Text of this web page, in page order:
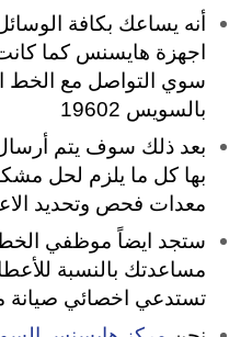
أنه يساعك بكافة
اجهزة هايسنس كما
سوي التواصل مع الخط
بالسويس 19602
بعد ذلك سوف يتم
بها كل ما يلزم لحل
معدات فحص وتحديد
ستجد ايضاً موظفي
مساعدتك بالنسبة
تستدعي اخصائي صيانة